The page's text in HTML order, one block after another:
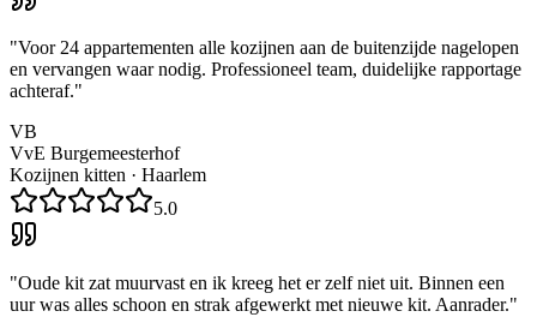
"Voor 24 appartementen alle kozijnen aan de buitenzijde nagelopen
en vervangen waar nodig. Professioneel team, duidelijke rapportage
achteraf."
VB
VvE Burgemeesterhof
Kozijnen kitten · Haarlem
5.0
"Oude kit zat muurvast en ik kreeg het er zelf niet uit. Binnen een
uur was alles schoon en strak afgewerkt met nieuwe kit. Aanrader."